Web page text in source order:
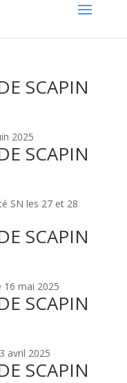
SCAPIN
2025
SCAPIN
SN les 27 et 28
SCAPIN
16 mai 2025
SCAPIN
avril 2025
SCAPIN